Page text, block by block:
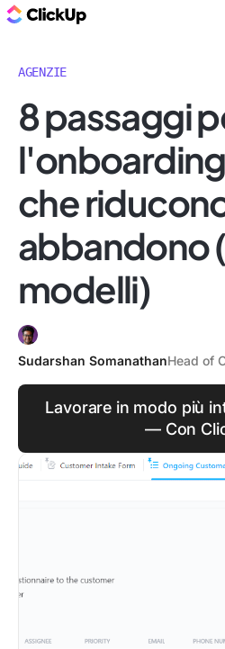
AGENZIE
8 passaggi
che
abbandono
modelli)
Sudarshan SomanathanHead of
Lavorare in modo più
— Con